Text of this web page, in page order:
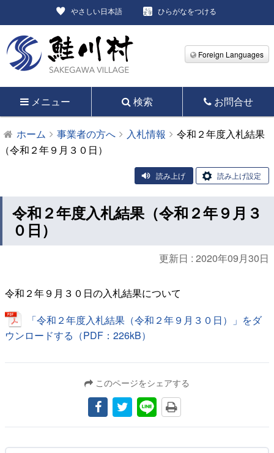
やさしい日本語 ひらがなをつける
Foreign Languages
メニュー 検索 お問合せ
ホーム 事業者の方へ 入札情報
令和２年度入札結果
（令和２年９月３０日）
読み上げ 読み上げ設定
令和２年度入札結果（令和２年９月３
０日）
更新日 : 2020年09月30日
令和２年９月３０日の入札結果について
「令和２年度入札結果（令和２年９月３０日）」をダ
ウンロードする（PDF：226kB）
このページをシェアする